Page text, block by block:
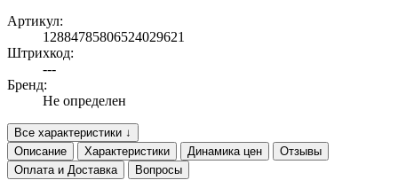
Артикул:
12884785806524029621
Штрихкод:
---
Бренд:
Не определен
Все характеристики ↓
Описание
Характеристики Динамика цен
Отзывы
Оплата и Доставка
Вопросы